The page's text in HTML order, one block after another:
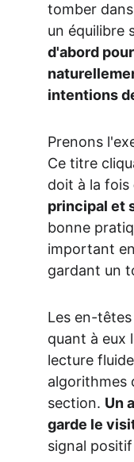
tomber
un équilibre
d'abord
intentions
Prenons
Ce titre
doit à la fois
principal et
bonne
important
gardant un
Les en-
quant à eux
lecture
algorithmes
section. Un
garde le
signal